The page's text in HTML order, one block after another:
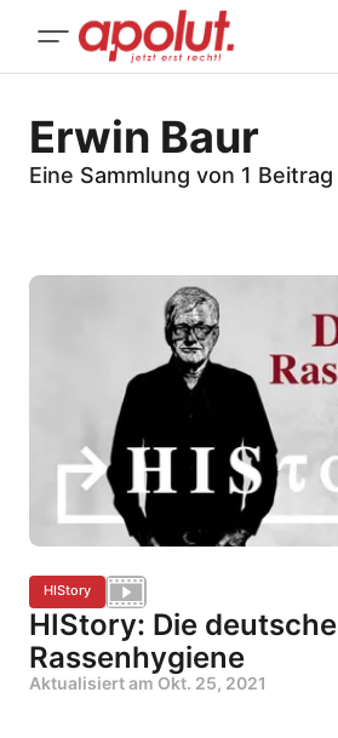
Erwin Baur
Eine Sammlung von 1 Beitrag
HIStory
HIStory: Die deutsche
Rassenhygiene
Aktualisiert am Okt. 25, 2021